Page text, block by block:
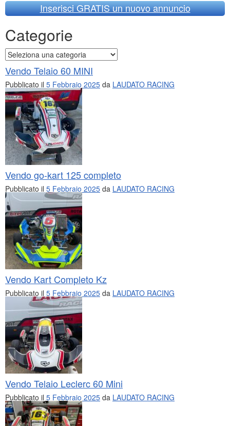
Inserisci GRATIS un nuovo annuncio
Categorie
Categorie
Vendo Telaio 60 MINI
Pubblicato il 5 Febbraio 2025 da LAUDATO RACING
Vendo go-kart 125 completo
Pubblicato il 5 Febbraio 2025 da LAUDATO RACING
Vendo Kart Completo Kz
Pubblicato il 5 Febbraio 2025 da LAUDATO RACING
Vendo Telaio Leclerc 60 Mini
Pubblicato il 5 Febbraio 2025 da LAUDATO RACING